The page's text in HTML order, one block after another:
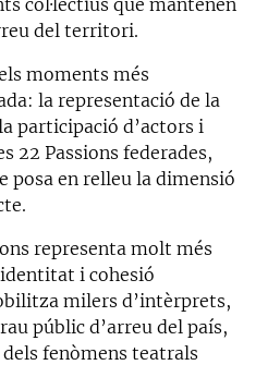
del territori.
moments més
la representació de la
participació d’actors i
22 Passions federades,
posa en relleu la dimensió
representa molt més
i cohesió
milers d’intèrprets,
públic d’arreu del país,
fenòmens teatrals